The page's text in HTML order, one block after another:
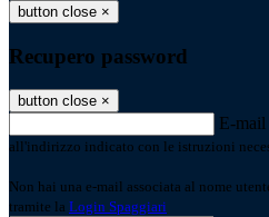
button close ×
Recupero password
button close ×
E-mail
all'indirizzo indicato con le istruzioni
Non hai una e-mail associata al nome
tramite la Login Spaggiari